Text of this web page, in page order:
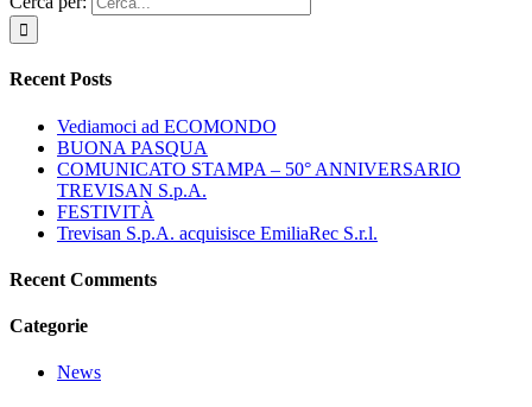
Recent Posts
Vediamoci ad ECOMONDO
BUONA PASQUA
COMUNICATO STAMPA – 50° ANNIVERSARIO
TREVISAN S.p.A.
FESTIVITÀ
Trevisan S.p.A. acquisisce EmiliaRec S.r.l.
Recent Comments
Categorie
News